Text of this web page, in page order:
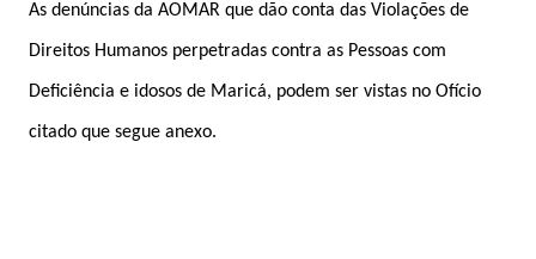
As denúncias da AOMAR que dão conta das Violações de
Direitos Humanos perpetradas contra as Pessoas com
Deficiência e idosos de Maricá, podem ser vistas no Ofício
citado que segue anexo.